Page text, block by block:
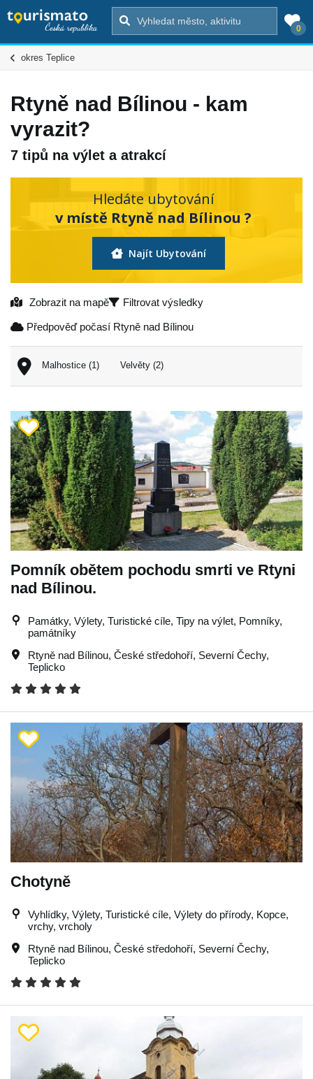
0
okres Teplice
Rtyně nad Bílinou - kam
vyrazit?
7 tipů na výlet a atrakcí
Hledáte ubytování
v místě Rtyně nad Bílinou ?
Najít Ubytování
Zobrazit na mapě Filtrovat výsledky
Předpověď počasí Rtyně nad Bílinou
Malhostice (1) Velvěty (2)
Pomník obětem pochodu smrti ve Rtyni
nad Bílinou.
Památky, Výlety, Turistické cíle, Tipy na výlet, Pomníky,
památníky
Rtyně nad Bílinou, České středohoří, Severní Čechy,
Teplicko
Chotyně
Vyhlídky, Výlety, Turistické cíle, Výlety do přírody, Kopce,
vrchy, vrcholy
Rtyně nad Bílinou, České středohoří, Severní Čechy,
Teplicko